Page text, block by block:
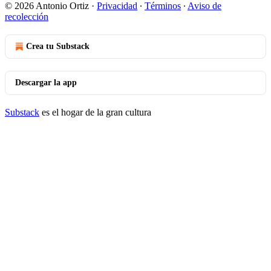
© 2026 Antonio Ortiz · Privacidad ∙ Términos ∙ Aviso de
recolección
Crea tu Substack
Descargar la app
Substack es el hogar de la gran cultura